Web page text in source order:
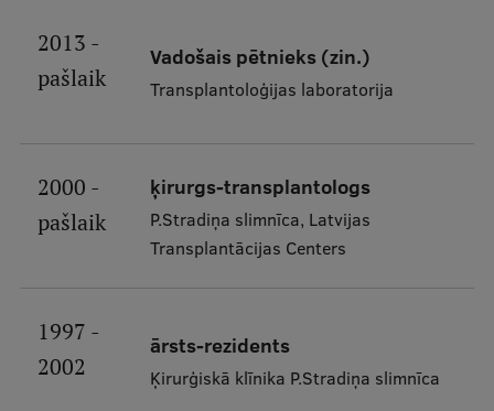
Par RSU
Studiju norises vietas
Fakultātes
Vēsture un tradīcijas
2013 -
pašlaik
Vadošais pētnieks (zin.)
Transplantoloģijas laboratorija
2000 -
pašlaik
ķirurgs-transplantologs
P.Stradiņa slimnīca, Latvijas
Transplantācijas Centers
1997 -
2002
ārsts-rezidents
Ķirurģiskā klīnika P.Stradiņa slimnīca